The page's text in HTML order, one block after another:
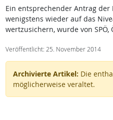
Ein entsprechender Antrag der
wenigstens wieder auf das
wertzusichern, wurde von SPÖ,
Veröffentlicht: 25. November 2014
Archivierte Artikel: Die
möglicherweise veraltet.